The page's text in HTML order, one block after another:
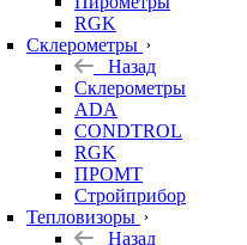
RGK
Склерометры
Назад
Склерометры
ADA
CONDTROL
RGK
ПРОМТ
Стройприбор
Тепловизоры
Назад